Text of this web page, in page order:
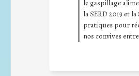
le gaspillage
la SERD 2019 et
pratiques pour
nos convives